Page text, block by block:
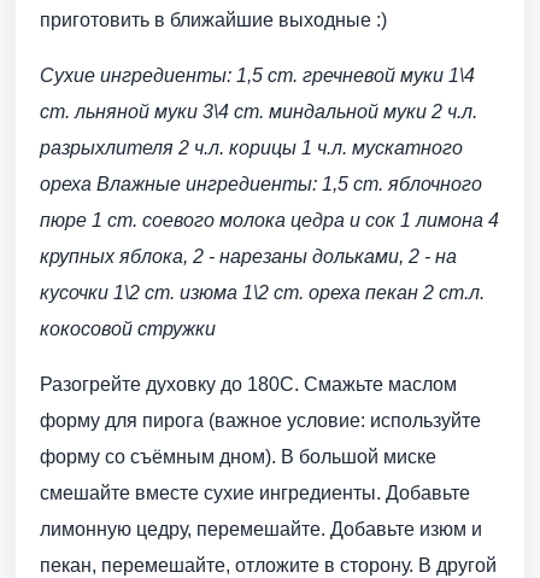
приготовить в ближайшие выходные :)
Сухие ингредиенты: 1,5 ст. гречневой муки 1\4
ст. льняной муки 3\4 ст. миндальной муки 2 ч.л.
разрыхлителя 2 ч.л. корицы 1 ч.л. мускатного
ореха Влажные ингредиенты: 1,5 ст. яблочного
пюре 1 ст. соевого молока цедра и сок 1 лимона 4
крупных яблока, 2 - нарезаны дольками, 2 - на
кусочки 1\2 ст. изюма 1\2 ст. ореха пекан 2 ст.л.
кокосовой стружки
Разогрейте духовку до 180С. Смажьте маслом
форму для пирога (важное условие: используйте
форму со съёмным дном). В большой миске
смешайте вместе сухие ингредиенты. Добавьте
лимонную цедру, перемешайте. Добавьте изюм и
пекан, перемешайте, отложите в сторону. В другой